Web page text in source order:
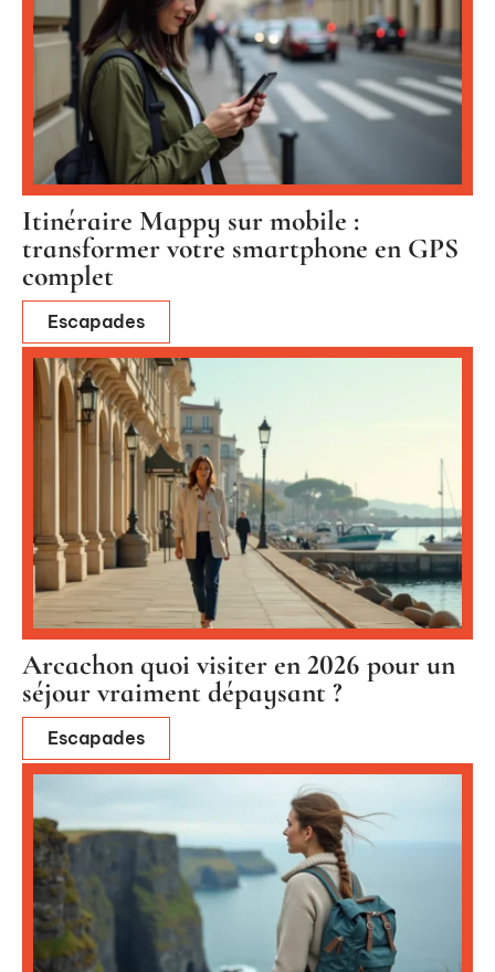
Itinéraire Mappy sur mobile :
transformer votre smartphone en GPS
complet
Escapades
Arcachon quoi visiter en 2026 pour un
séjour vraiment dépaysant ?
Escapades